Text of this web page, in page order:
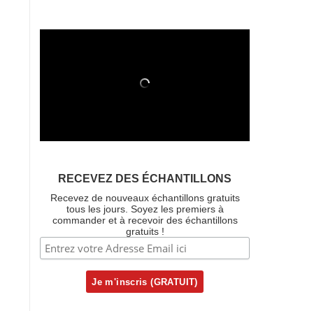
RECEVEZ DES ÉCHANTILLONS
Recevez de nouveaux échantillons gratuits
tous les jours. Soyez les premiers à
commander et à recevoir des échantillons
gratuits !